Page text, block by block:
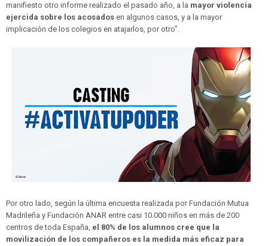
manifiesto otro informe realizado el pasado año, a la mayor violencia
ejercida sobre los acosados en algunos casos, y a la mayor
implicación de los colegios en atajarlos, por otro".
Por otro lado, según la última encuesta realizada por Fundación Mutua
Madrileña y Fundación ANAR entre casi 10.000 niños en más de 200
centros de toda España, el 80% de los alumnos cree que la
movilización de los compañeros es la medida más eficaz para